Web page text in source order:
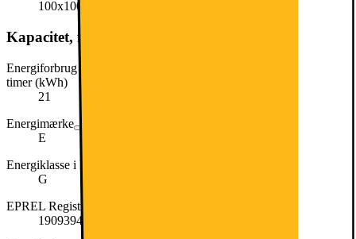
100x100
Kapacitet, forbrug og strøm
Energiforbrug i SDR-tilstand (standard dynamikområde) pr. 1000
timer (kWh)
21
Energimærke
E
Energiklasse i HDR-modus
G
EPREL Registreringsnummer
1909394